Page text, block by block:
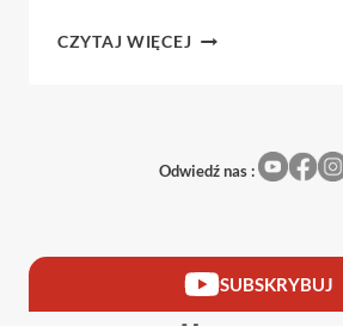
CZYTAJ WIĘCEJ KOMIN
BUDYNKU
Odwiedź nas :
SUBSKRYBUJ